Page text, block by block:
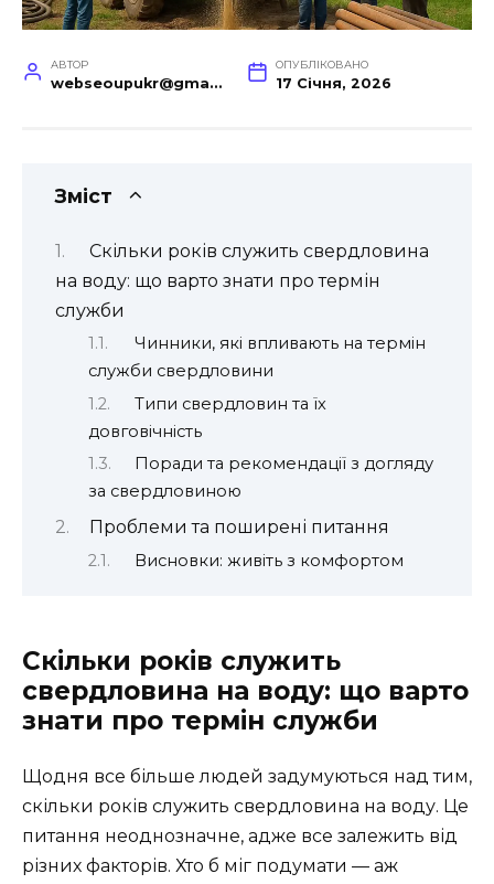
АВТОР
webseoupukr@gmail.com
ОПУБЛІКОВАНО
17 Січня, 2026
Зміст
Скільки років служить свердловина
на воду: що варто знати про термін
служби
Чинники, які впливають на термін
служби свердловини
Типи свердловин та їх
довговічність
Поради та рекомендації з догляду
за свердловиною
Проблеми та поширені питання
Висновки: живіть з комфортом
Скільки років служить
свердловина на воду: що варто
знати про термін служби
Щодня все більше людей задумуються над тим,
скільки років служить свердловина на воду. Це
питання неоднозначне, адже все залежить від
різних факторів. Хто б міг подумати — аж